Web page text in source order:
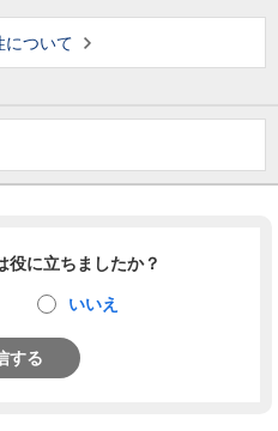
について
役に立ちましたか？
いいえ
する